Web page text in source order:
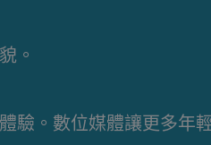
。
驗。數位媒體讓更多年